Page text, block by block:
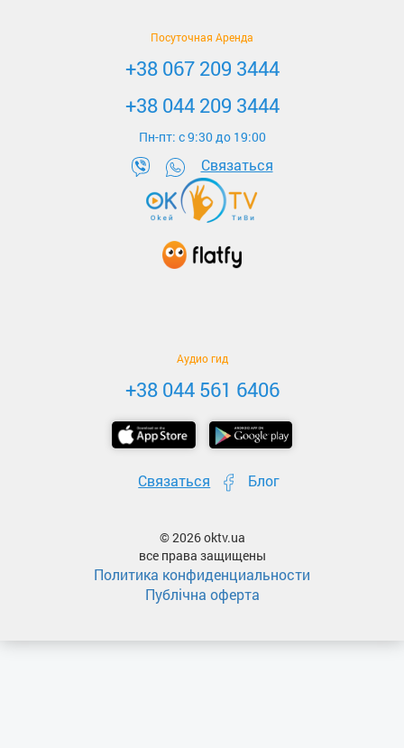
Посуточная Аренда
+38 067 209 3444
+38 044 209 3444
Пн-пт: c 9:30 до 19:00
Связаться
Аудио гид
+38 044 561 6406
Связаться Блог
© 2026 oktv.ua
все права защищены
Политика конфиденциальности
Публічна оферта